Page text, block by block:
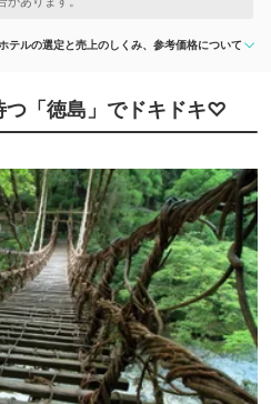
ホテルの選定と売上のしくみ、参考価格について
つ「徳島」でドキドキ♡